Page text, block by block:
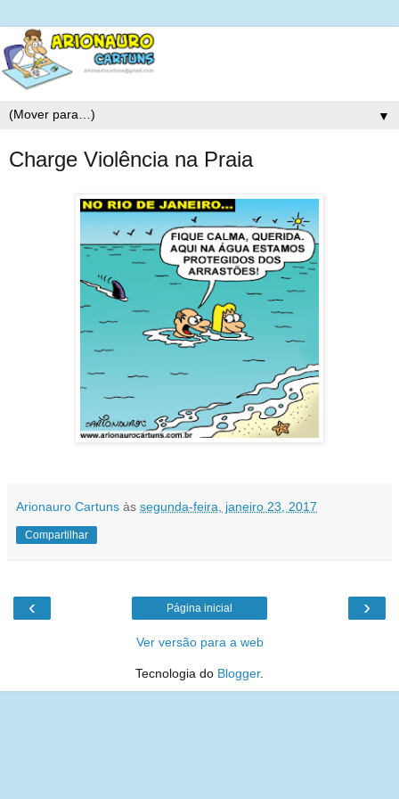
▼
Charge Violência na Praia
Arionauro Cartuns às segunda-feira, janeiro 23, 2017
Compartilhar
‹ ›
Página inicial
Ver versão para a web
Tecnologia do Blogger.